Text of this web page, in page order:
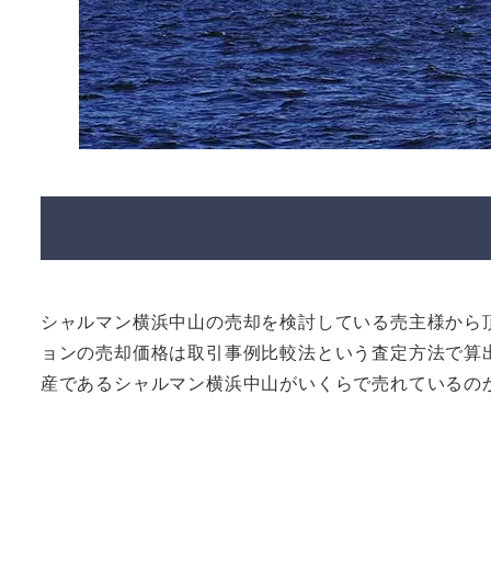
シャルマン横浜中山の売却を検討している売主様か
ョンの売却価格は取引事例比較法という査定方法で
産であるシャルマン横浜中山がいくらで売れている